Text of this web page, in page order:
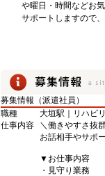
や曜日・時間などお
サポートしますので
募集情報（派遣社員）
職種
大垣駅｜リハビ
仕事内容
＼働きやすさ抜
お話相手やサポ
▼お仕事内容
・見守り業務